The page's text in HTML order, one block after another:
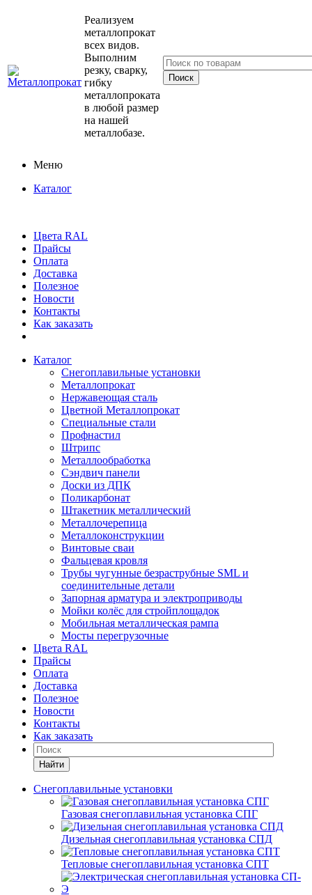
Реализуем
металлопрокат
всех видов.
Выполним
резку, сварку,
гибку
металлопроката
в любой размер
на нашей
металлобазе.
Меню
Каталог
Цвета RAL
Прайсы
Оплата
Доставка
Полезное
Новости
Контакты
Как заказать
Каталог
Снегоплавильные установки
Металлопрокат
Нержавеющая сталь
Цветной Металлопрокат
Специальные стали
Профнастил
Штрипс
Металлообработка
Сэндвич панели
Доски из ДПК
Поликарбонат
Штакетник металлический
Металлочерепица
Металлоконструкции
Винтовые сваи
Фальцевая кровля
Трубы чугунные безраструбные SML и
соединительные детали
Запорная арматура и электроприводы
Мойки колёс для стройплощадок
Мобильная металлическая рампа
Мосты перегрузочные
Цвета RAL
Прайсы
Оплата
Доставка
Полезное
Новости
Контакты
Как заказать
Найти
Снегоплавильные установки
Газовая снегоплавильная установка СПГ
Дизельная снегоплавильная установка СПД
Тепловые снегоплавильная установка СПТ